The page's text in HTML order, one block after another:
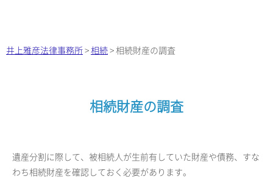
井上雅彦法律事務所>相続>相続財産の調査
相続財産の調査
遺産分割に際して、被相続人が生前有していた財産や債務、すな
わち相続財産を確認しておく必要があります。